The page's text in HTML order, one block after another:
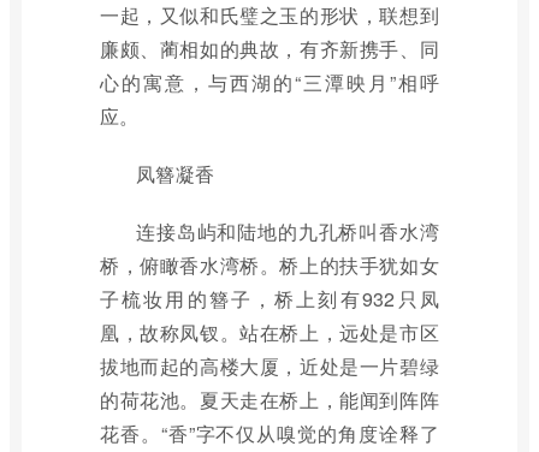
一起，又似和氏璧之玉的形状，联想到
廉颇、蔺相如的典故，有齐新携手、同
心的寓意，与西湖的“三潭映月”相呼
应。
凤簪凝香
连接岛屿和陆地的九孔桥叫香水湾
桥，俯瞰香水湾桥。桥上的扶手犹如女
子梳妆用的簪子，桥上刻有932只凤
凰，故称凤钗。站在桥上，远处是市区
拔地而起的高楼大厦，近处是一片碧绿
的荷花池。夏天走在桥上，能闻到阵阵
花香。“香”字不仅从嗅觉的角度诠释了